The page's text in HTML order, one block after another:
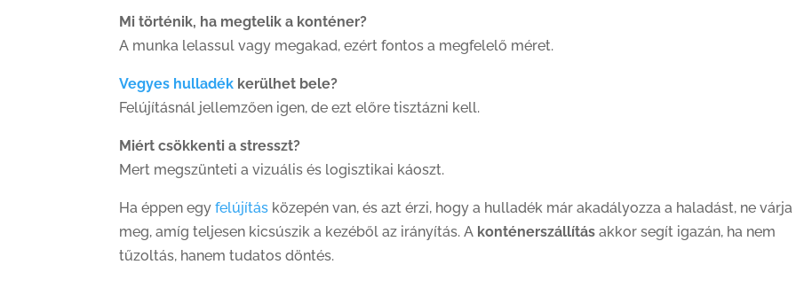
Mi történik, ha megtelik a konténer?
A munka lelassul vagy megakad, ezért fontos a megfelelő méret.
Vegyes hulladék kerülhet bele?
Felújításnál jellemzően igen, de ezt előre tisztázni kell.
Miért csökkenti a stresszt?
Mert megszünteti a vizuális és logisztikai káoszt.
Ha éppen egyfelújítás közepén van, és azt érzi, hogy a hulladék már akadályozza a haladást, ne várja
meg, amíg teljesen kicsúszik a kezéből az irányítás. A konténerszállítás akkor segít igazán, ha nem
tűzoltás, hanem tudatos döntés.